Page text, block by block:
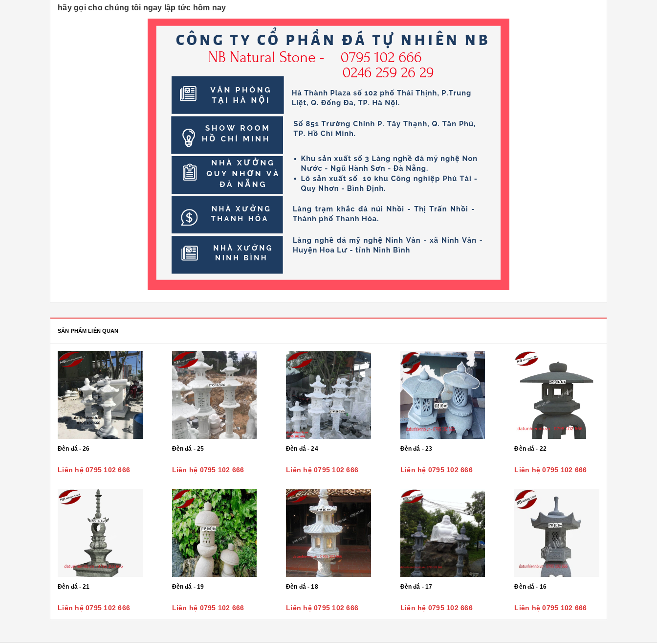
hãy gọi cho chúng tôi ngay lập tức hôm nay
SẢN PHẨM LIÊN QUAN
Đèn đá - 26
Liên hệ 0795 102 666
Đèn đá - 25
Liên hệ 0795 102 666
Đèn đá - 24
Liên hệ 0795 102 666
Đèn đá - 23
Liên hệ 0795 102 666
Đèn đá - 22
Liên hệ 0795 102 666
Đèn đá - 21
Liên hệ 0795 102 666
Đèn đá - 19
Liên hệ 0795 102 666
Đèn đá - 18
Liên hệ 0795 102 666
Đèn đá - 17
Liên hệ 0795 102 666
Đèn đá - 16
Liên hệ 0795 102 666